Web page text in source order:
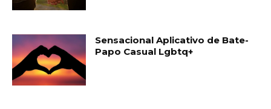
Sensacional Aplicativo de Bate-
Papo Casual Lgbtq+